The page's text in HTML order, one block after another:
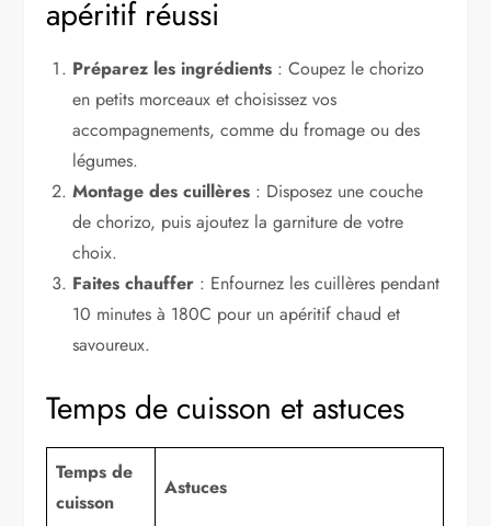
apéritif réussi
Préparez les ingrédients : Coupez le chorizo
en petits morceaux et choisissez vos
accompagnements, comme du fromage ou des
légumes.
Montage des cuillères : Disposez une couche
de chorizo, puis ajoutez la garniture de votre
choix.
Faites chauffer : Enfournez les cuillères pendant
10 minutes à 180C pour un apéritif chaud et
savoureux.
Temps de cuisson et astuces
Temps de
cuisson
Astuces